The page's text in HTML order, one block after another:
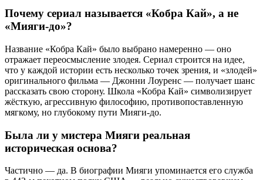
Почему сериал называется «Кобра Кай», а не
«Мияги-до»?
Название «Кобра Кай» было выбрано намеренно — оно
отражает переосмысление злодея. Сериал строится на идее,
что у каждой истории есть несколько точек зрения, и «злодей»
оригинального фильма — Джонни Лоуренс — получает шанс
рассказать свою сторону. Школа «Кобра Кай» символизирует
жёсткую, агрессивную философию, противопоставленную
мягкому, но глубокому пути Мияги-до.
Была ли у мистера Мияги реальная
историческая основа?
Частично — да. В биографии Мияги упоминается его служба